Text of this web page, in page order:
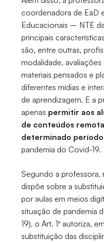
coordenadora de EaD
Educacionais – NTE
principais
são, entre outras,
modalidade,
materiais pensados e
diferentes mídias e
de aprendizagem. E a
apenas permitir aos
de conteúdos
determinado período
pandemia do Covid-19.
Segundo a
dispõe sobre a
por aulas em meios
situação de pandemia
19), o Art. 1º autoriza,
substituição das